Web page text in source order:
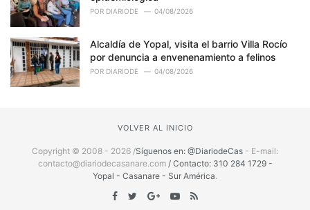
POR DIARIODE 04/08/2026
Alcaldía de Yopal, visita el barrio Villa Rocío
por denuncia a envenenamiento a felinos
POR DIARIODE 04/08/2026
VOLVER AL INICIO
Copyright © 2008 - 2026 /Síguenos en: @DiariodeCas - E-mail:
contacto@diariodecasanare.com / Contacto: 310 284 1729 -
Yopal - Casanare - Sur América.